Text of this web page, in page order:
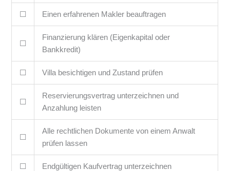
☐ Einen erfahrenen Makler beauftragen
☐
Finanzierung klären (Eigenkapital oder
Bankkredit)
☐ Villa besichtigen und Zustand prüfen
☐
Reservierungsvertrag unterzeichnen und
Anzahlung leisten
☐
Alle rechtlichen Dokumente von einem Anwalt
prüfen lassen
☐ Endgültigen Kaufvertrag unterzeichnen